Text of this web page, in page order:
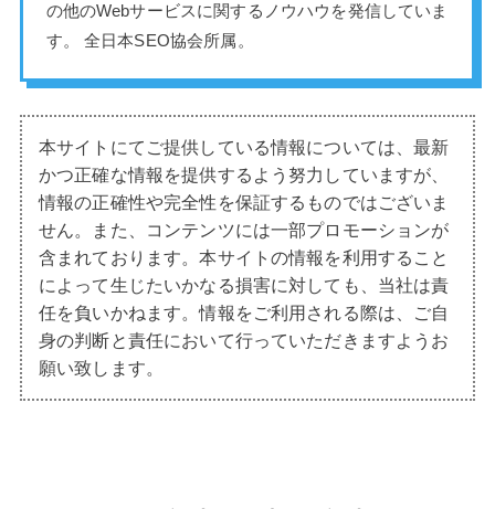
の他のWebサービスに関するノウハウを発信していま
す。 全日本SEO協会所属。
本サイトにてご提供している情報については、最新
かつ正確な情報を提供するよう努力していますが、
情報の正確性や完全性を保証するものではございま
せん。また、コンテンツには一部プロモーションが
含まれております。本サイトの情報を利用すること
によって生じたいかなる損害に対しても、当社は責
任を負いかねます。情報をご利用される際は、ご自
身の判断と責任において行っていただきますようお
願い致します。